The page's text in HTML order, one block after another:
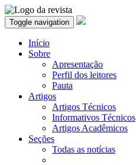
Toggle navigation
Início
Sobre
Apresentação
Perfil dos leitores
Pauta
Artigos
Artigos Técnicos
Informativos Técnicos
Artigos Acadêmicos
Seções
Todas as notícias